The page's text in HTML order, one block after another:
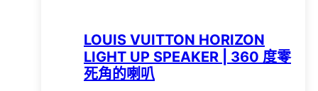
LOUIS VUITTON HORIZON
LIGHT UP SPEAKER | 360 度零
死角的喇叭